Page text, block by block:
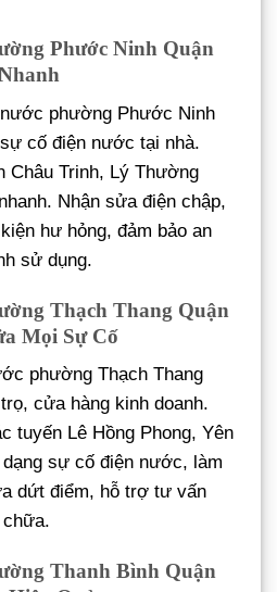
Phước Ninh Quận
phường Phước Ninh
cố điện nước tại nhà.
Châu Trinh, Lý Thường
Nhận sửa điện chập,
hư hỏng, đảm bảo an
sử dụng.
Thạch Thang Quận
Mọi Sự Cố
phường Thạch Thang
cửa hàng kinh doanh.
tuyến Lê Hồng Phong, Yên
sự cố điện nước, làm
dứt điểm, hỗ trợ tư vấn
Thanh Bình Quận